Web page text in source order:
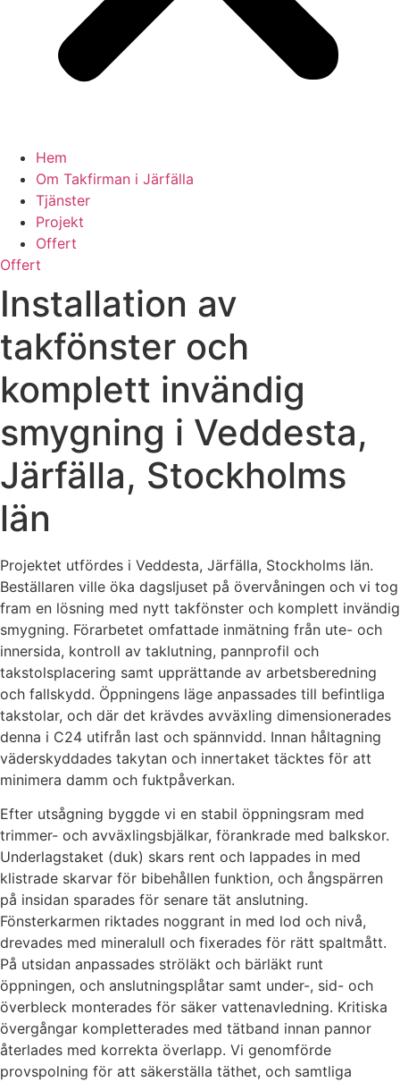
Hem
Om Takfirman i Järfälla
Tjänster
Projekt
Offert
Offert
Installation av
takfönster och
komplett invändig
smygning i Veddesta,
Järfälla, Stockholms
län
Projektet utfördes i Veddesta, Järfälla, Stockholms län.
Beställaren ville öka dagsljuset på övervåningen och vi tog
fram en lösning med nytt takfönster och komplett invändig
smygning. Förarbetet omfattade inmätning från ute- och
innersida, kontroll av taklutning, pannprofil och
takstolsplacering samt upprättande av arbetsberedning
och fallskydd. Öppningens läge anpassades till befintliga
takstolar, och där det krävdes avväxling dimensionerades
denna i C24 utifrån last och spännvidd. Innan håltagning
väderskyddades takytan och innertaket täcktes för att
minimera damm och fuktpåverkan.
Efter utsågning byggde vi en stabil öppningsram med
trimmer- och avväxlingsbjälkar, förankrade med balkskor.
Underlagstaket (duk) skars rent och lappades in med
klistrade skarvar för bibehållen funktion, och ångspärren
på insidan sparades för senare tät anslutning.
Fönsterkarmen riktades noggrant in med lod och nivå,
drevades med mineralull och fixerades för rätt spaltmått.
På utsidan anpassades ströläkt och bärläkt runt
öppningen, och anslutningsplåtar samt under-, sid- och
överbleck monterades för säker vattenavledning. Kritiska
övergångar kompletterades med tätband innan pannor
återlades med korrekta överlapp. Vi genomförde
provspolning för att säkerställa täthet, och samtliga